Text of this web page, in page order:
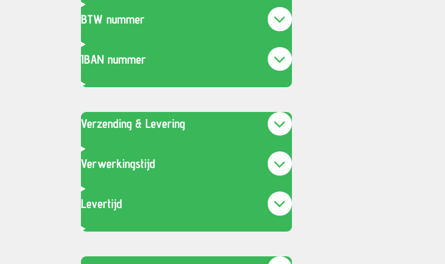
BTW nummer
IBAN nummer
Verzending & Levering
Verwerkingstijd
Levertijd